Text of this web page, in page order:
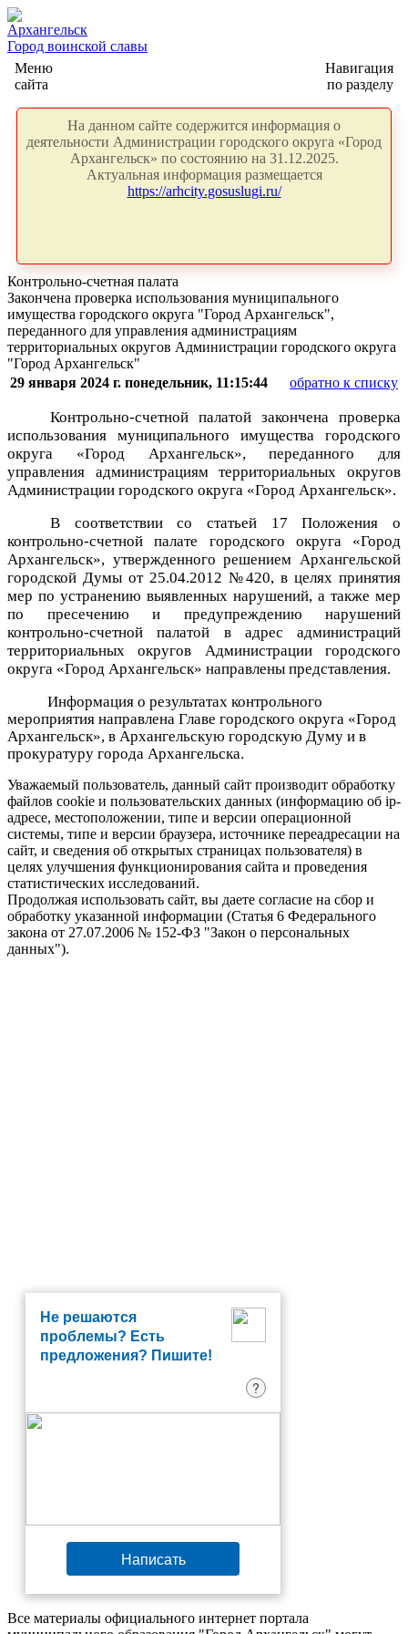
Архангельск
Город воинской славы
Меню
сайта
Навигация
по разделу
На данном сайте содержится информация о
деятельности Администрации городского округа «Город
Архангельск» по состоянию на 31.12.2025.
Актуальная информация размещается
https://arhcity.gosuslugi.ru/
Контрольно-счетная палата
Закончена проверка использования муниципального
имущества городского округа "Город Архангельск",
переданного для управления администрациям
территориальных округов Администрации городского округа
"Город Архангельск"
29 января 2024 г. понедельник, 11:15:44
обратно к списку
Контрольно-счетной палатой закончена проверка
использования муниципального имущества городского
округа «Город Архангельск», переданного для
управления администрациям территориальных округов
Администрации городского округа «Город Архангельск».
В соответствии со статьей 17 Положения о
контрольно-счетной палате городского округа «Город
Архангельск», утвержденного решением Архангельской
городской Думы от 25.04.2012 №420, в целях принятия
мер по устранению выявленных нарушений, а также мер
по пресечению и предупреждению нарушений
контрольно-счетной палатой в адрес администраций
территориальных округов Администрации городского
округа «Город Архангельск» направлены представления.
Информация о результатах контрольного
мероприятия направлена Главе городского округа «Город
Архангельск», в Архангельскую городскую Думу и в
прокуратуру города Архангельска.
Уважаемый пользователь, данный сайт производит обработку
файлов cookie и пользовательских данных (информацию об ip-
адресе, местоположении, типе и версии операционной
системы, типе и версии браузера, источнике переадресации на
сайт, и сведения об открытых страницах пользователя) в
целях улучшения функционирования сайта и проведения
статистических исследований.
Продолжая использовать сайт, вы даете согласие на сбор и
обработку указанной информации (Статья 6 Федерального
закона от 27.07.2006 № 152-ФЗ "Закон о персональных
данных").
Не решаются
проблемы? Есть
предложения? Пишите!
?
Написать
Все материалы официального интернет портала